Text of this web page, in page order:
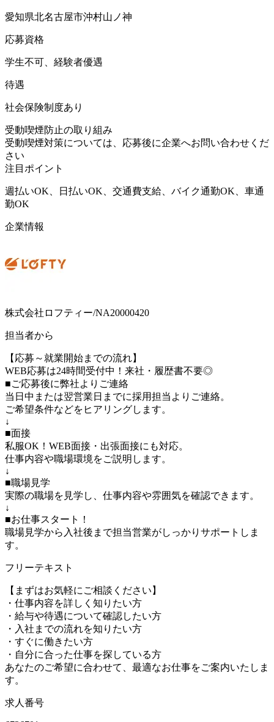
愛知県北名古屋市沖村山ノ神
応募資格
学生不可、経験者優遇
待遇
社会保険制度あり
受動喫煙防止の取り組み
受動喫煙対策については、応募後に企業へお問い合わせくだ
さい
注目ポイント
週払いOK、日払いOK、交通費支給、バイク通勤OK、車通
勤OK
企業情報
株式会社ロフティー/NA20000420
担当者から
【応募～就業開始までの流れ】
WEB応募は24時間受付中！来社・履歴書不要◎
■ご応募後に弊社よりご連絡
当日中または翌営業日までに採用担当よりご連絡。
ご希望条件などをヒアリングします。
↓
■面接
私服OK！WEB面接・出張面接にも対応。
仕事内容や職場環境をご説明します。
↓
■職場見学
実際の職場を見学し、仕事内容や雰囲気を確認できます。
↓
■お仕事スタート！
職場見学から入社後まで担当営業がしっかりサポートしま
す。
フリーテキスト
【まずはお気軽にご相談ください】
・仕事内容を詳しく知りたい方
・給与や待遇について確認したい方
・入社までの流れを知りたい方
・すぐに働きたい方
・自分に合った仕事を探している方
あなたのご希望に合わせて、最適なお仕事をご案内いたしま
す。
求人番号